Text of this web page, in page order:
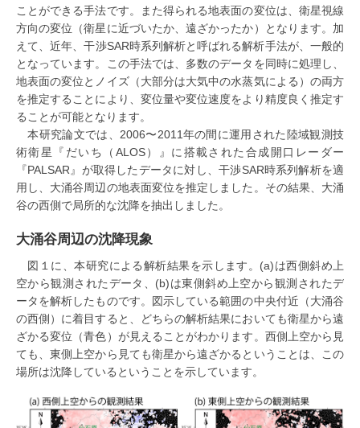
ことができる手法です。また得られる地表面の変位は、衛星視線
方向の変位（衛星に近づいたか、遠ざかったか）となります。加
えて、近年、干渉SAR時系列解析と呼ばれる解析手法が、一般的
となっています。この手法では、多数のデータを同時に処理し、
地表面の変位とノイズ（大部分は大気中の水蒸気による）の両方
を推定することにより、変位量や変位速度をより精度良く推定す
ることが可能となります。
本研究論文では、2006〜2011年の間に運用された陸域観測技
術衛星『だいち（ALOS）』に搭載された合成開口レーダー
『PALSAR』が取得したデータに対し、干渉SAR時系列解析を適
用し、大涌谷周辺の地表面変位を推定しました。その結果、大涌
谷の西側で局所的な沈降を抽出しました。
大涌谷周辺の沈降現象
図１に、本研究による解析結果を示します。(a)は西側斜め上
空から観測されたデータ、(b)は東側斜め上空から観測されたデ
ータを解析したものです。図示している範囲の中央付近（大涌谷
の西側）に着目すると、どちらの解析結果においても衛星から遠
ざかる変位（青色）が見えることがわかります。西側上空から見
ても、東側上空から見ても衛星から遠ざかるということは、この
場所は沈降しているということを示しています。